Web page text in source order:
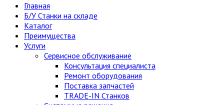
Главная
Б/У Станки на складе
Каталог
Преимущества
Услуги
Сервисное обслуживание
Консультация специалиста
Ремонт оборудования
Поставка запчастей
TRADE-IN Станков